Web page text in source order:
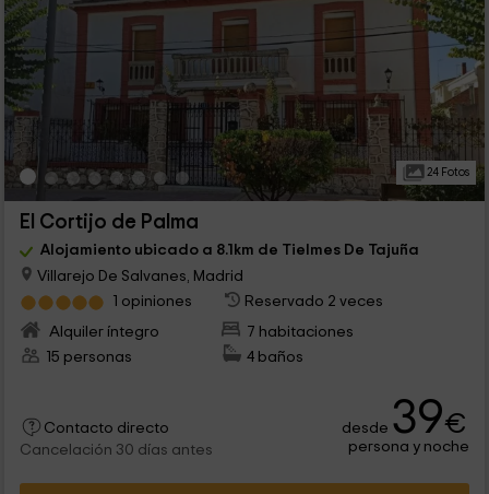
24 Fotos
El Cortijo de Palma
Alojamiento ubicado a 8.1km de Tielmes De Tajuña
Villarejo De Salvanes, Madrid
1 opiniones
Reservado 2 veces
Alquiler íntegro
7 habitaciones
15 personas
4 baños
Contacto directo
Cancelación 30 días antes
desde 39€
persona y noche